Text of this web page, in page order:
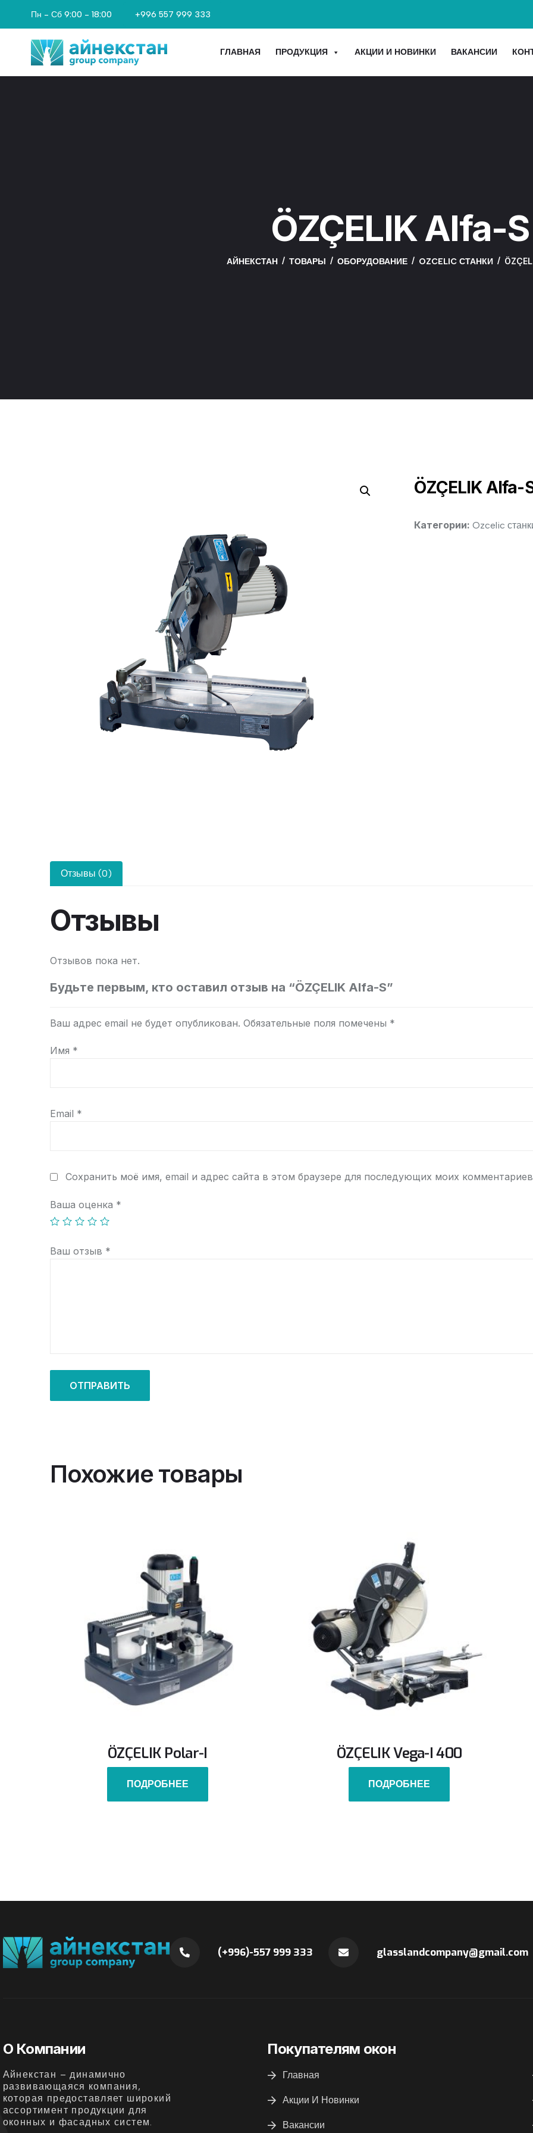
Пн - Сб 9:00 - 18:00 +996 557 999 333
ГЛАВНАЯ ПРОДУКЦИЯ АКЦИИ И НОВИНКИ ВАКАНСИИ
ÖZÇELIK Alfa-S
АЙНЕКСТАН ТОВАРЫ ОБОРУДОВАНИЕ OZCELIC СТАНКИ
ÖZÇELIK Alfa-
Категории: Ozcelic
Отзывы (0)
Отзывы
Отзывов пока нет.
Будьте первым, кто оставил отзыв на “ÖZÇELIK Alfa-S”
Ваш адрес email не будет опубликован. Обязательные поля помечены *
Имя *
Email *
Сохранить моё имя, email и адрес сайта в этом браузере для последующих моих
Ваша оценка *
Ваш отзыв *
Похожие товары
ÖZÇELIK Polar-I
ПОДРОБНЕЕ
ÖZÇELIK Vega-I 400
ПОДРОБНЕЕ
(+996)-557 999 333 glasslandcompany@gmail.com
О Компании
Айнекстан – динамично
развивающаяся компания,
которая предоставляет широкий
ассортимент продукции для
оконных и фасадных систем.
Покупателям окон
Главная
Акции И Новинки
Вакансии